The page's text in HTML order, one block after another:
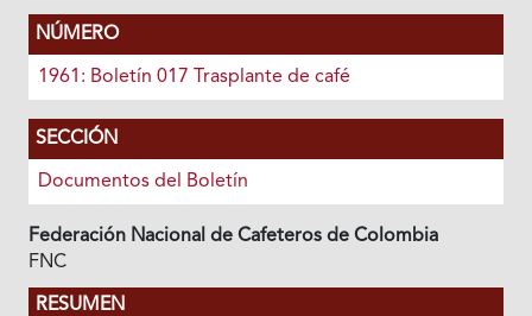
NÚMERO
1961: Boletín 017 Trasplante de café
SECCIÓN
Documentos del Boletín
Federación Nacional de Cafeteros de Colombia
FNC
RESUMEN